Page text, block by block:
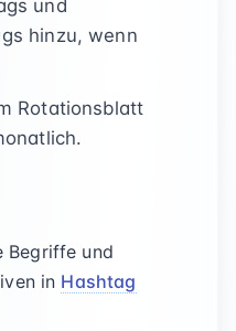
und
hinzu, wenn
Rotationsblatt
Begriffe und
in Hashtag